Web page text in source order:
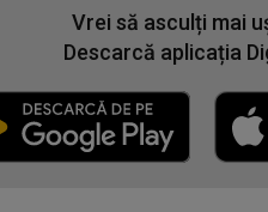
Vrei să asculți mai
Descarcă aplicația